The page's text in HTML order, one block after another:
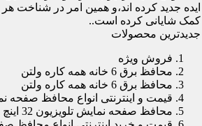
ایده جدید کرده اند،و همین امر در شناخت
کمک شایانی کرده است..
جدیدترین محصولات
فروش ویژه
محافظ برق 6 خانه همه کاره ولتن
محافظ برق 6 خانه همه کاره ولتن
قیمت و اینترنتی انواع محافظ صفحه نمایش
محافظ صفحه نمایش تلویزیون 32 اینچ